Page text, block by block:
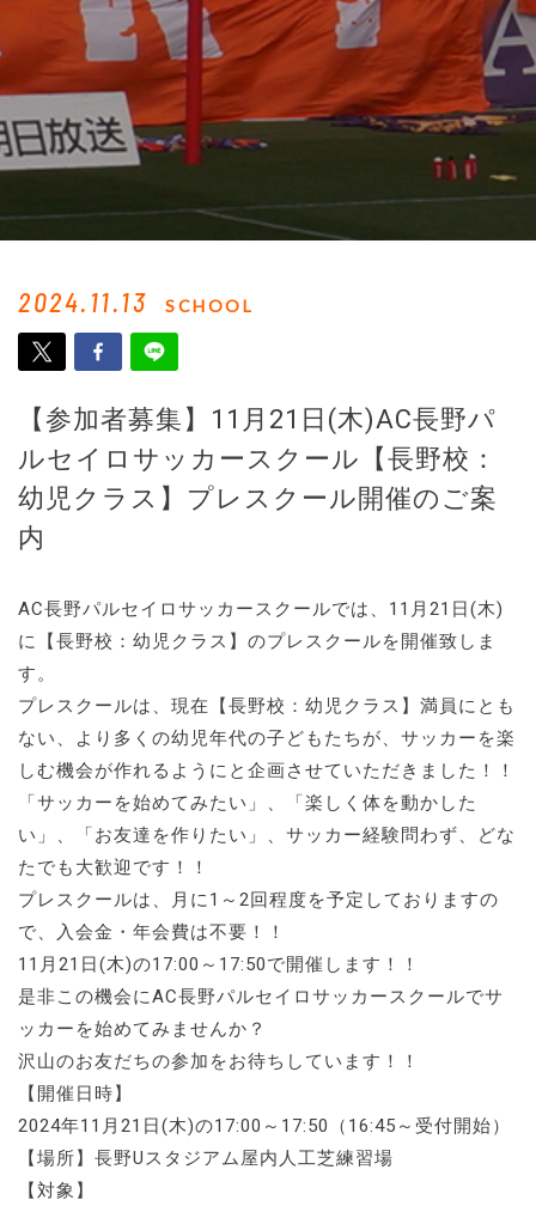
2024.11.13 SCHOOL
【参加者募集】11月21日(木)AC長野パ
ルセイロサッカースクール【長野校：
幼児クラス】プレスクール開催のご案
内
AC長野パルセイロサッカースクールでは、11月21日(木)
に【長野校：幼児クラス】のプレスクールを開催致しま
す。
プレスクールは、現在【長野校：幼児クラス】満員にとも
ない、より多くの幼児年代の子どもたちが、サッカーを楽
しむ機会が作れるようにと企画させていただきました！！
「サッカーを始めてみたい」、「楽しく体を動かした
い」、「お友達を作りたい」、サッカー経験問わず、どな
たでも大歓迎です！！
プレスクールは、月に1～2回程度を予定しておりますの
で、入会金・年会費は不要！！
11月21日(木)の17:00～17:50で開催します！！
是非この機会にAC長野パルセイロサッカースクールでサ
ッカーを始めてみませんか？
沢山のお友だちの参加をお待ちしています！！
【開催日時】
2024年11月21日(木)の17:00～17:50（16:45～受付開始）
【場所】長野Uスタジアム屋内人工芝練習場
【対象】